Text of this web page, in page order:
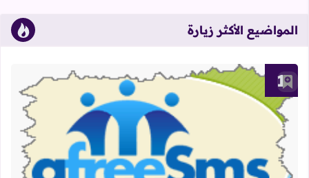
المواضيع الأكثر زيارة
أضف إلى العلامات المرجعية
قراءة المزيد عن aFreeSMS موقع لإرسال رسائل نصية قصيرة مجاناً